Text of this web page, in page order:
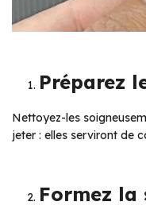
Préparez
Nettoyez-les
jeter : elles serviront de
Formez la